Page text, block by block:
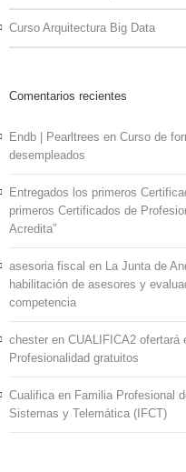
Curso Arquitectura Big Data
Comentarios recientes
Endb | Pearltrees en Curso de
desempleados
Entregados los primeros
primeros Certificados de
Acredita”
asesoria fiscal en La Junta de
habilitación de asesores y
competencia
chester en CUALIFICA2 ofertará
Profesionalidad gratuitos
Cualifica en Familia Profesional
Sistemas y Telemática (IFCT)